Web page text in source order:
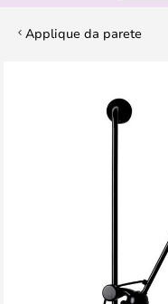
Applique da parete